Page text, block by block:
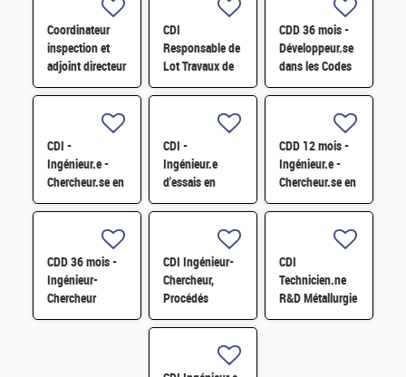
Coordinateur
inspection et
adjoint directeur
qualité/inspection
CDI
Responsable de
Lot Travaux de
Démantèlement
CDD 36 mois -
Développeur.se
dans les Codes
de Traitement
Nucléaires et
Monte-Carlo H/F
CDI -
Ingénieur.e -
Chercheur.se en
caractérisation
atomique
tomographique
H/F
CDI -
Ingénieur.e
d'essais en
mécanique
CDD 12 mois -
Ingénieur.e -
Chercheur.se en
Matériaux et
CDD 36 mois -
Ingénieur-
Chercheur
matériaux -
CDI Ingénieur-
Chercheur,
Procédés
métallurgiques
industrialisation
(matériaux pour
CDI
Technicien.ne
R&D Métallurgie
&